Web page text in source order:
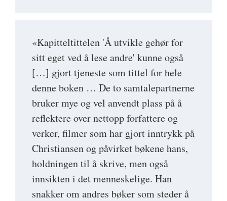
«Kapitteltittelen 'Å utvikle gehør for
sitt eget ved å lese andre' kunne også
[…] gjort tjeneste som tittel for hele
denne boken … De to samtalepartnerne
bruker mye og vel anvendt plass på å
reflektere over nettopp forfattere og
verker, filmer som har gjort inntrykk på
Christiansen og påvirket bøkene hans,
holdningen til å skrive, men også
innsikten i det menneskelige. Han
snakker om andres bøker som steder å